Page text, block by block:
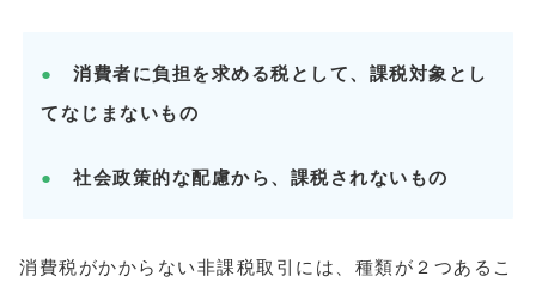
● 消費者に負担を求める税として、課税対象とし
てなじまないもの
● 社会政策的な配慮から、課税されないもの
消費税がかからない非課税取引には、種類が２つあるこ